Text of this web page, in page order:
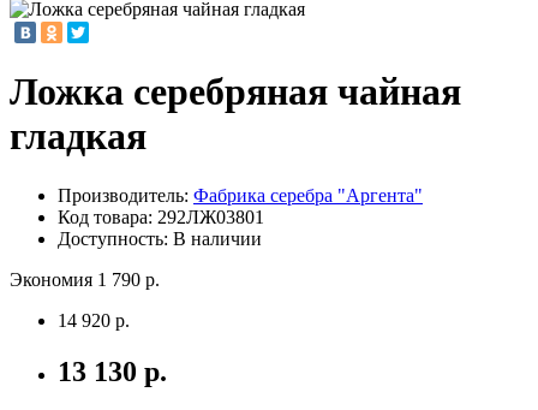
Ложка серебряная чайная
гладкая
Производитель: Фабрика серебра "Аргента"
Код товара: 292ЛЖ03801
Доступность: В наличии
Экономия 1 790 р.
14 920 р.
13 130 р.